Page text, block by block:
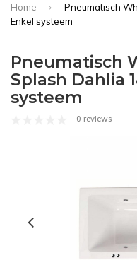
Home
Pneumatisch
Enkel systeem
Pneumatisch
Splash Dahlia
systeem
0 reviews